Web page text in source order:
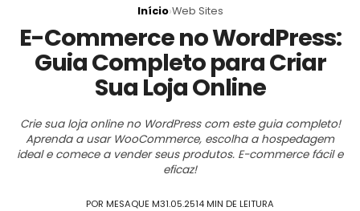
principal
Início›Web Sites
E-Commerce no WordPress:
Guia Completo para Criar
Sua Loja Online
Crie sua loja online no WordPress com este guia completo!
Aprenda a usar WooCommerce, escolha a hospedagem
ideal e comece a vender seus produtos. E-commerce fácil e
eficaz!
POR MESAQUE M31.05.2514 MIN DE LEITURA